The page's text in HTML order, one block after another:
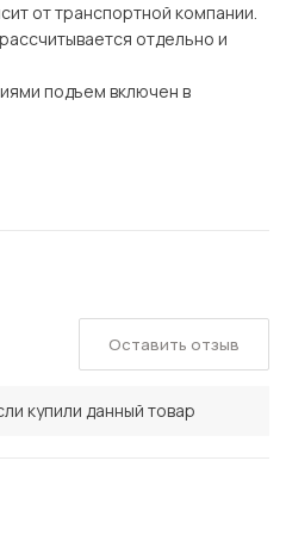
от транспортной компании.
отдельно и
подъем включен в
купили данный товар
Оставить отзыв